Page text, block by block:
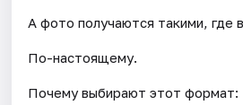
А фото получаются такими, где
По-настоящему.
Почему выбирают этот формат: